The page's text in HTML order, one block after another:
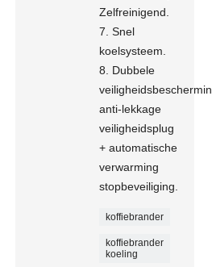
Zelfreinigend.
7. Snel
koelsysteem.
8. Dubbele
anti-lekkage
veiligheidsplug
+ automatische
verwarming
stopbeveiliging.
koffiebrander
koffiebrander
koeling